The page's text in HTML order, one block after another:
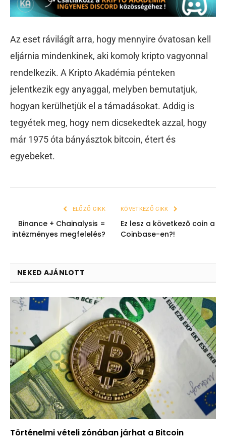
Az eset rávilágít arra, hogy mennyire óvatosan kell
eljárnia mindenkinek, aki komoly kripto vagyonnal
rendelkezik. A Kripto Akadémia pénteken
jelentkezik egy anyaggal, melyben bemutatjuk,
hogyan kerülhetjük el a támadásokat. Addig is
tegyétek meg, hogy nem dicsekedtek azzal, hogy
már 1975 óta bányásztok bitcoin, étert és
egyebeket.
ELŐZŐ CIKK
Binance + Chainalysis =
intézményes megfelelés?
KÖVETKEZŐ CIKK
Ez lesz a következő coin a
Coinbase-en?!
NEKED AJÁNLOTT
Történelmi vételi zónában járhat a Bitcoin